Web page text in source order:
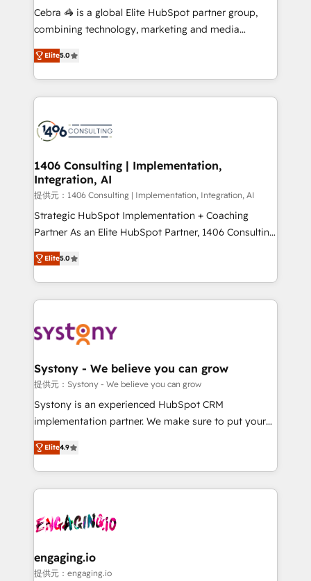
boost with a new HubSpot site Recognized leaders:
🏆 HubSpot Platform Migration Impact Award 🏆
Inbound Campaign of the Year 🏆 Gold AVA Digital
Award for Best Website 🌟 Accreditations: CRM
Cebra 🦓 is a global Elite HubSpot partner group,
combining technology, marketing and media
expertise across Latin America and Southern
Europe, with teams across 7 countries. Born in Chile,
we combine local insight with international reach to
help businesses grow through technology, creativity,
500+ HubSpot implementations, building end-to-
inbound and loop marketing, content, and digital
creativity. Our multicultural team works in Spanish,
Portuguese, and English to design scalable strategies
that drive measurable growth. 🌎 Highlights: • 10+
years as a HubSpot partner. • 2023 Impact Awards:
Year LATAM 2022, 2023, 2024, 2025. • Partner of the
Year 2024. • Organizer of Aliados.ai (AI, marketing &
you grow faster, smarter, and with impact.
Elite5.0
1406 Consulting | Implementation,
Integration, AI
提供元：1406 Consulting | Implementation, Integration, AI
Strategic HubSpot Implementation + Coaching
Partner As an Elite HubSpot Partner, 1406 Consulting
helps mid-market revenue teams transform how
they sell, market, and serve. We don't just build your
HubSpot—we teach your team to own it, then stay
to help you keep winning. What We Do ⚙️ CRM
Data & Content 📈 Sales & Marketing Alignment +
Agent Creation 🔄 Custom Integrations & Data
Migration Why 1406 We become part of your team.
Your team learns while we build. We fix what others
broke. Built for mid-market reality—practical
constraints. By the Numbers 🏆 Top 1% of all
HubSpot partners 🔄 Top 5% globally in client
and sales ops at mid-market companies ready to
move beyond spreadsheets into unified systems
Elite5.0
Systony - We believe you can grow
提供元：Systony - We believe you can grow
Systony is an experienced HubSpot CRM
implementation partner. We make sure to put your
organization's needs and goals first and think along
with your organization. We are only satisfied once
you are too. Why Systony? - 20+ years of
experience with CRM, Marketing, Sales & Service
Own back-end developers - Complex data
View, SuperOffice) - Custom integrations (e.g. MS
Business Central, Navision, AX, SAP, Exact, AFAS) We
Elite4.9
engaging.io
提供元：engaging.io